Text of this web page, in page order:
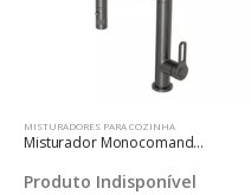
MISTURADORES PARA COZINHA
Misturador Monocomando De Mesa Para Cozinha Urban Dark Antracite E Preto
Produto Indisponível